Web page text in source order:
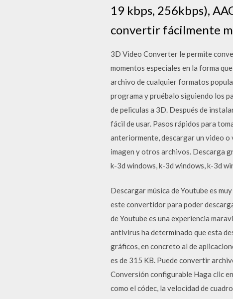
19 kbps, 256kbps),
convertir fácilmente
3D Video Converter le permite
momentos especiales en la forma
archivo de cualquier formatos
programa y pruébalo siguiendo los
de peliculas a 3D. Después de
fácil de usar. Pasos rápidos para
anteriormente, descargar un video o
imagen y otros archivos. Descarga
k-3d windows, k-3d windows, k-3d
Descargar música de Youtube es
este convertidor para poder
de Youtube es una experiencia
antivirus ha determinado que esta
gráficos, en concreto al de
es de 315 KB. Puede convertir
Conversión configurable Haga clic
como el códec, la velocidad de